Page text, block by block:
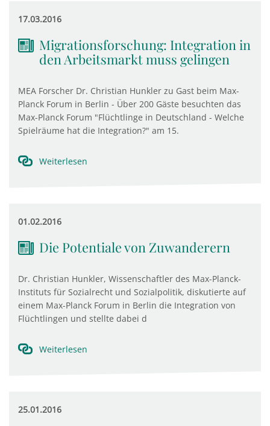
17.03.2016
Migrationsforschung: Integration in
den Arbeitsmarkt muss gelingen
MEA Forscher Dr. Christian Hunkler zu Gast beim Max-
Planck Forum in Berlin - Über 200 Gäste besuchten das
Max-Planck Forum "Flüchtlinge in Deutschland - Welche
Spielräume hat die Integration?" am 15.
Weiterlesen
01.02.2016
Die Potentiale von Zuwanderern
Dr. Christian Hunkler, Wissenschaftler des Max-Planck-
Instituts für Sozialrecht und Sozialpolitik, diskutierte auf
einem Max-Planck Forum in Berlin die Integration von
Flüchtlingen und stellte dabei d
Weiterlesen
25.01.2016